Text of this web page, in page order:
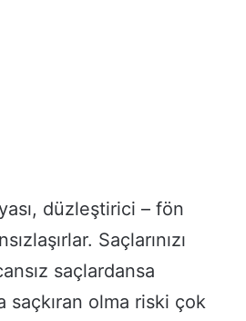
düzleştirici – fön
Saçlarınızı
saçlardansa
saçkıran olma riski çok